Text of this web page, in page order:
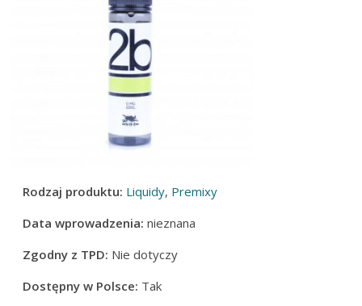
Rodzaj produktu: Liquidy, Premixy
Data wprowadzenia:nieznana
Zgodny z TPD: Nie dotyczy
Dostępny w Polsce: Tak